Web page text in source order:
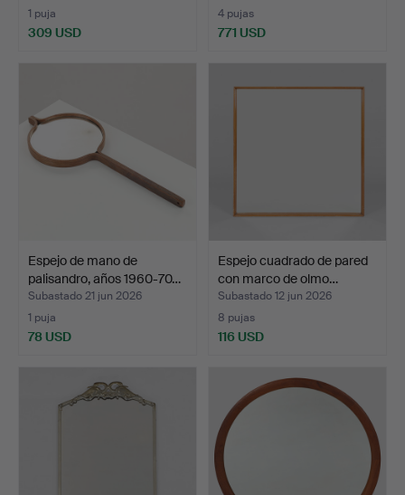
1 puja
309 USD
4 pujas
771 USD
Espejo de mano de
palisandro, años 1960-70…
Subastado 21 jun 2026
1 puja
78 USD
Espejo cuadrado de pared
con marco de olmo…
Subastado 12 jun 2026
8 pujas
116 USD